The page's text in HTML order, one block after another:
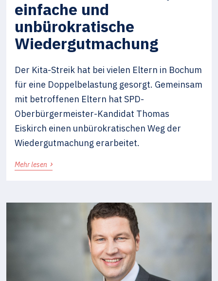
einfache und
unbürokratische
Wiedergutmachung
Der Kita-Streik hat bei vielen Eltern in Bochum
für eine Doppelbelastung gesorgt. Gemeinsam
mit betroffenen Eltern hat SPD-
Oberbürgermeister-Kandidat Thomas
Eiskirch einen unbürokratischen Weg der
Wiedergutmachung erarbeitet.
Mehr lesen ›